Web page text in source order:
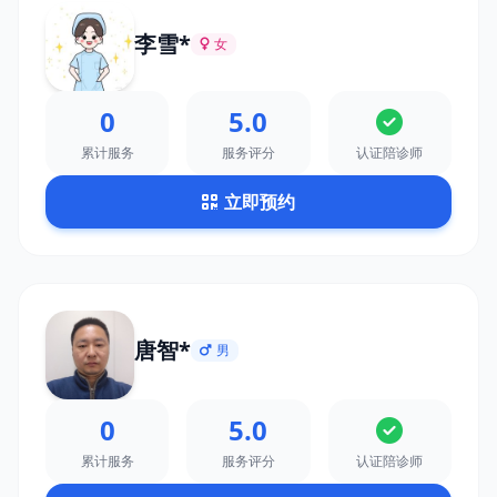
李雪* 女
0
累计服务
5.0
服务评分 认证陪诊师
立即预约
唐智* 男
0
累计服务
5.0
服务评分 认证陪诊师